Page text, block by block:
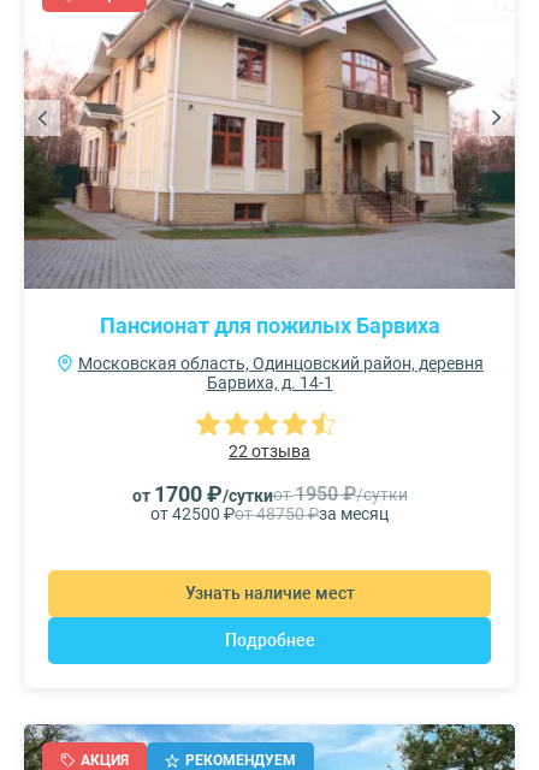
Пансионат для пожилых Барвиха
Московская область, Одинцовский район, деревня
Барвиха, д. 14-1
22 отзыва
от 1700 ₽/суткиот1950 ₽/сутки
от 42500 ₽от 48750 ₽за месяц
Узнать наличие мест
Подробнее
АКЦИЯ РЕКОМЕНДУЕМ